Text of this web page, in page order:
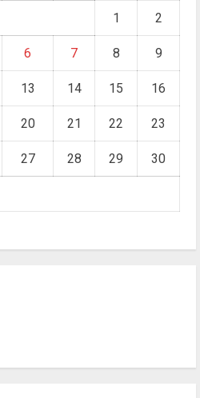
1 2
6 7 8 9
13 14 15 16
20 21 22 23
27 28 29 30